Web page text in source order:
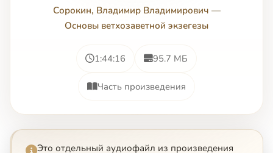
Сорокин, Владимир Владимирович —
Основы ветхозаветной экзегезы
1:44:16 95.7 МБ
Часть произведения
Это отдельный аудиофайл из произведения